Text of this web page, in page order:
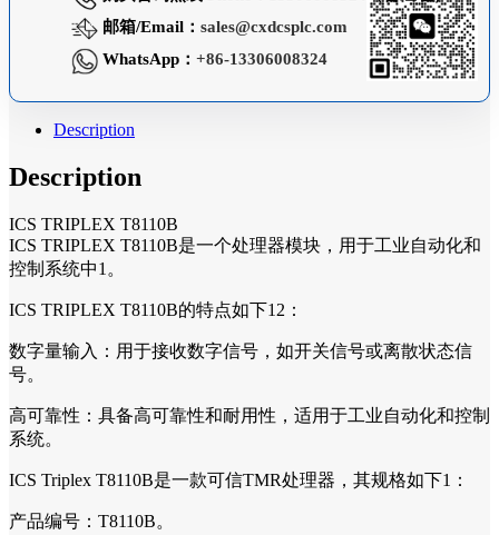
邮箱/Email： sales@cxdcsplc.com
WhatsApp： +86-13306008324
Description
Description
ICS TRIPLEX T8110B
ICS TRIPLEX T8110B是一个处理器模块，用于工业自动化和
控制系统中1。
ICS TRIPLEX T8110B的特点如下12：
数字量输入：用于接收数字信号，如开关信号或离散状态信
号。
高可靠性：具备高可靠性和耐用性，适用于工业自动化和控制
系统。
ICS Triplex T8110B是一款可信TMR处理器，其规格如下1：
产品编号：T8110B。